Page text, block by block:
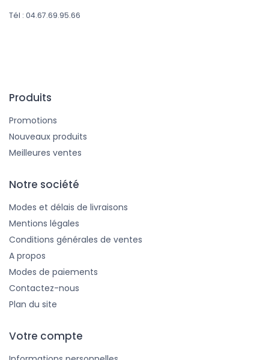
Tél : 04.67.69.95.66
Produits
Promotions
Nouveaux produits
Meilleures ventes
Notre société
Modes et délais de livraisons
Mentions légales
Conditions générales de ventes
A propos
Modes de paiements
Contactez-nous
Plan du site
Votre compte